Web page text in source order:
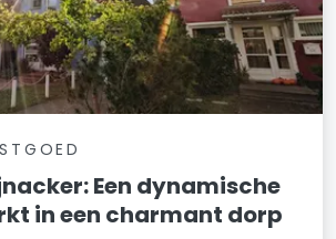
Een dynamische
in een charmant dorp